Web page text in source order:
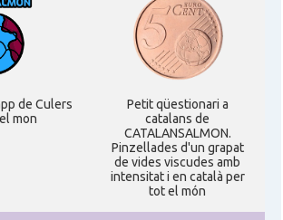
de Culers
mon
Petit qüestionari a
catalans de
CATALANSALMON.
Pinzellades d'un grapat
de vides viscudes amb
intensitat i en català per
tot el món